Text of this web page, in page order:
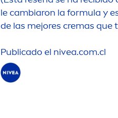
le cambiaron la formula y
de las mejores cremas que
Publicado el nivea.com.cl